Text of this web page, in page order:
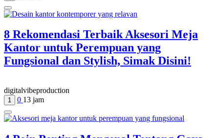
8 Rekomendasi Terbaik Aksesori Meja
Kantor untuk Perempuan yang
Fungsional dan Stylish, Simak Disini!
digitalvibeproduction
1 0 13 jam